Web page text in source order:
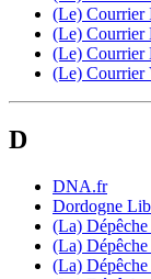
(Le) Courrier
(Le) Courrier
(Le) Courrier
(Le) Courrier
D
DNA.fr
Dordogne
(La)
(La)
(La)